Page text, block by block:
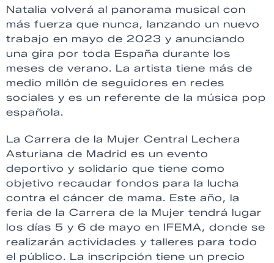
Natalia volverá al panorama musical con
más fuerza que nunca, lanzando un nuevo
trabajo en mayo de 2023 y anunciando
una gira por toda España durante los
meses de verano. La artista tiene más de
medio millón de seguidores en redes
sociales y es un referente de la música pop
española.
La Carrera de la Mujer Central Lechera
Asturiana de Madrid es un evento
deportivo y solidario que tiene como
objetivo recaudar fondos para la lucha
contra el cáncer de mama. Este año, la
feria de la Carrera de la Mujer tendrá lugar
los días 5 y 6 de mayo en IFEMA, donde se
realizarán actividades y talleres para todo
el público. La inscripción tiene un precio